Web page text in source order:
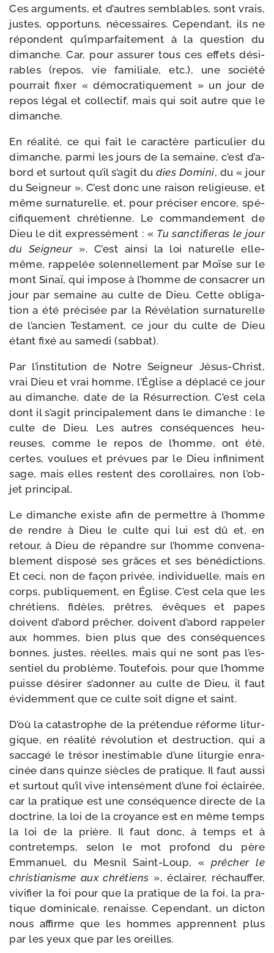
Ces argu­ments, et d’autres sem­blables, sont vrais,
justes, oppor­tuns, néces­saires. Cependant, ils ne
répondent qu’im­par­fai­te­ment à la ques­tion du
dimanche. Car, pour assu­rer tous ces effets dési­
rables (repos, vie fami­liale, etc.), une socié­té
pour­rait fixer « démo­cra­ti­que­ment » un jour de
repos légal et col­lec­tif, mais qui soit autre que le
dimanche.
En réa­li­té, ce qui fait le carac­tère par­ti­cu­lier du
dimanche, par­mi les jours de la semaine, c’est d’a­
bord et sur­tout qu’il s’a­git du dies Domini, du « jour
du Seigneur ». C’est donc une rai­son reli­gieuse, et
même sur­na­tu­relle, et, pour pré­ci­ser encore, spé­
ci­fi­que­ment chré­tienne. Le com­man­de­ment de
Dieu le dit expres­sé­ment : « Tu sanc­ti­fie­ras le jour
du Seigneur ». C’est ain­si la loi natu­relle elle­
même, rap­pe­lée solen­nel­le­ment par Moïse sur le
mont Sinaï, qui impose à l’homme de consa­crer un
jour par semaine au culte de Dieu. Cette obli­ga­
tion a été pré­ci­sée par la Révélation sur­na­tu­relle
de l’an­cien Testament, ce jour du culte de Dieu
étant fixé au same­di (sab­bat).
Par l’ins­ti­tu­tion de Notre Seigneur Jésus-​Christ,
vrai Dieu et vrai homme, l’Église a dépla­cé ce jour
au dimanche, date de la Résurrection. C’est cela
dont il s’a­git prin­ci­pa­le­ment dans le dimanche : le
culte de Dieu. Les autres consé­quences heu­
reuses, comme le repos de l’homme, ont été,
certes, vou­lues et pré­vues par le Dieu infi­ni­ment
sage, mais elles res­tent des corol­laires, non l’ob­
jet principal.
Le dimanche existe afin de per­mettre à l’homme
de rendre à Dieu le culte qui lui est dû et, en
retour, à Dieu de répandre sur l’homme conve­na­
ble­ment dis­po­sé ses grâces et ses béné­dic­tions.
Et ceci, non de façon pri­vée, indi­vi­duelle, mais en
corps, publi­que­ment, en Église. C’est cela que les
chré­tiens, fidèles, prêtres, évêques et papes
doivent d’a­bord prê­cher, doivent d’a­bord rap­pe­ler
aux hommes, bien plus que des consé­quences
bonnes, justes, réelles, mais qui ne sont pas l’es­
sen­tiel du pro­blème. Toutefois, pour que l’homme
puisse dési­rer s’a­don­ner au culte de Dieu, il faut
évi­dem­ment que ce culte soit digne et saint.
D’où la catas­trophe de la pré­ten­due réforme litur­
gique, en réa­li­té révo­lu­tion et des­truc­tion, qui a
sac­ca­gé le tré­sor ines­ti­mable d’une litur­gie enra­
ci­née dans quinze siècles de pra­tique. Il faut aus­si
et sur­tout qu’il vive inten­sé­ment d’une foi éclai­rée,
car la pra­tique est une consé­quence directe de la
doc­trine, la loi de la croyance est en même temps
la loi de la prière. Il faut donc, à temps et à
contre­temps, selon le mot pro­fond du père
Emmanuel, du Mesnil Saint-​Loup, « prê­cher le
chris­tia­nisme aux chré­tiens », éclai­rer, réchauf­fer,
vivi­fier la foi pour que la pra­tique de la foi, la pra­
tique domi­ni­cale, renaisse. Cependant, un dic­ton
nous affirme que les hommes apprennent plus
par les yeux que par les oreilles.